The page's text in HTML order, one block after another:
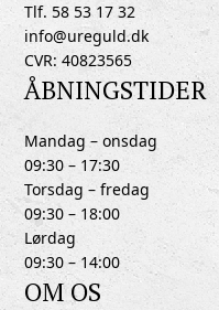
Tlf. 58 53 17 32
info@ureguld.dk
CVR: 40823565
ÅBNINGSTIDER
Mandag – onsdag
09:30 – 17:30
Torsdag – fredag
09:30 – 18:00
Lørdag
09:30 – 14:00
OM OS